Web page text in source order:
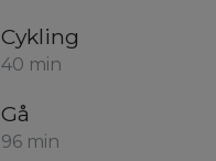
Cykling
40 min
Gå
96 min